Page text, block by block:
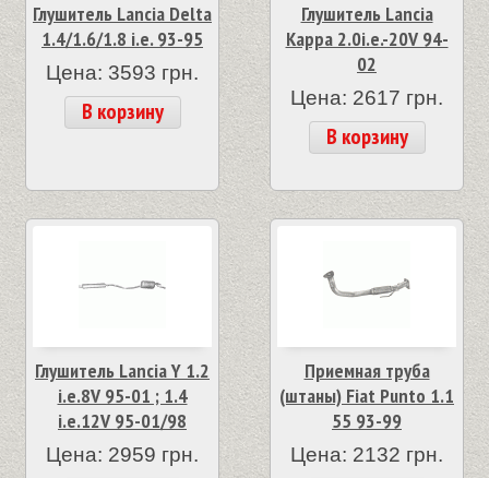
Глушитель Lancia Delta
1.4/1.6/1.8 i.e. 93-95
Цена: 3593 грн.
В корзину
Глушитель Lancia
Kappa 2.0i.e.-20V 94-
02
Цена: 2617 грн.
В корзину
Глушитель Lancia Y 1.2
i.e.8V 95-01 ; 1.4
i.e.12V 95-01/98
Цена: 2959 грн.
Приемная труба
(штаны) Fiat Punto 1.1
55 93-99
Цена: 2132 грн.